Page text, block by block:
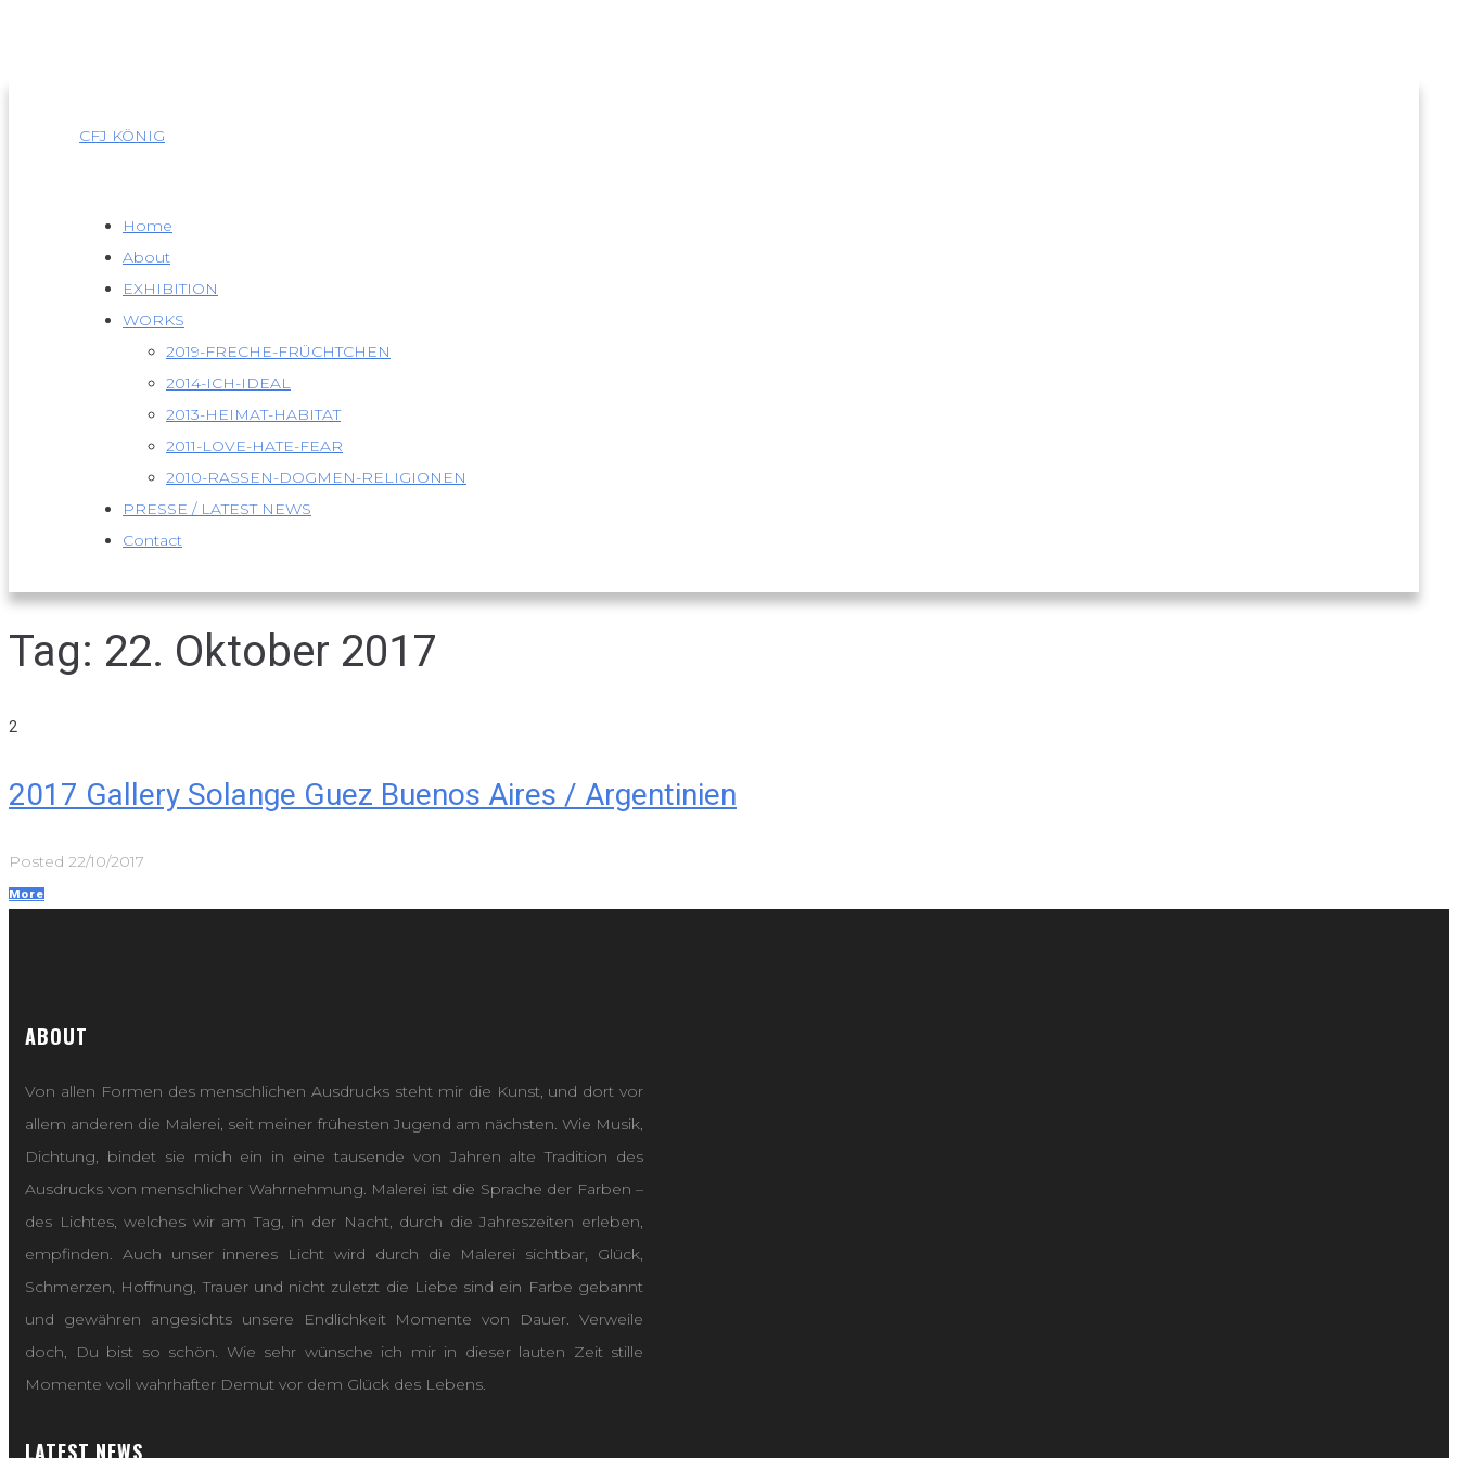
CFJ KÖNIG
Home
About
EXHIBITION
WORKS
2019-FRECHE-FRÜCHTCHEN
2014-ICH-IDEAL
2013-HEIMAT-HABITAT
2011-LOVE-HATE-FEAR
2010-RASSEN-DOGMEN-RELIGIONEN
PRESSE / LATEST NEWS
Contact
Tag: 22. Oktober 2017
2
2017 Gallery Solange Guez Buenos Aires / Argentinien
Posted 22/10/2017
More
ABOUT
Von allen Formen des menschlichen Ausdrucks steht mir die Kunst, und dort vor
allem anderen die Malerei, seit meiner frühesten Jugend am nächsten. Wie Musik,
Dichtung, bindet sie mich ein in eine tausende von Jahren alte Tradition des
Ausdrucks von menschlicher Wahrnehmung. Malerei ist die Sprache der Farben –
des Lichtes, welches wir am Tag, in der Nacht, durch die Jahreszeiten erleben,
empfinden. Auch unser inneres Licht wird durch die Malerei sichtbar, Glück,
Schmerzen, Hoffnung, Trauer und nicht zuletzt die Liebe sind ein Farbe gebannt
und gewähren angesichts unsere Endlichkeit Momente von Dauer. Verweile
doch, Du bist so schön. Wie sehr wünsche ich mir in dieser lauten Zeit stille
Momente voll wahrhafter Demut vor dem Glück des Lebens.
LATEST NEWS